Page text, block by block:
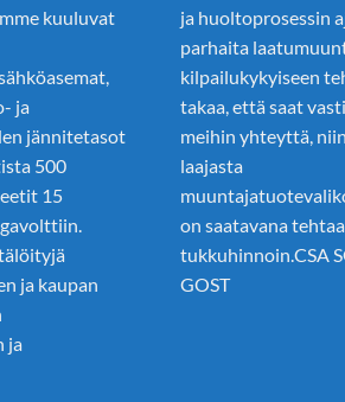
kuuluvat
ja
jännitetasot
500
15
ja kaupan
ja
ja huoltoprosessin
parhaita
kilpailukykyiseen
takaa, että saat
meihin yhteyttä,
laajasta
on saatavana
tukkuhinnoin.CSA
GOST